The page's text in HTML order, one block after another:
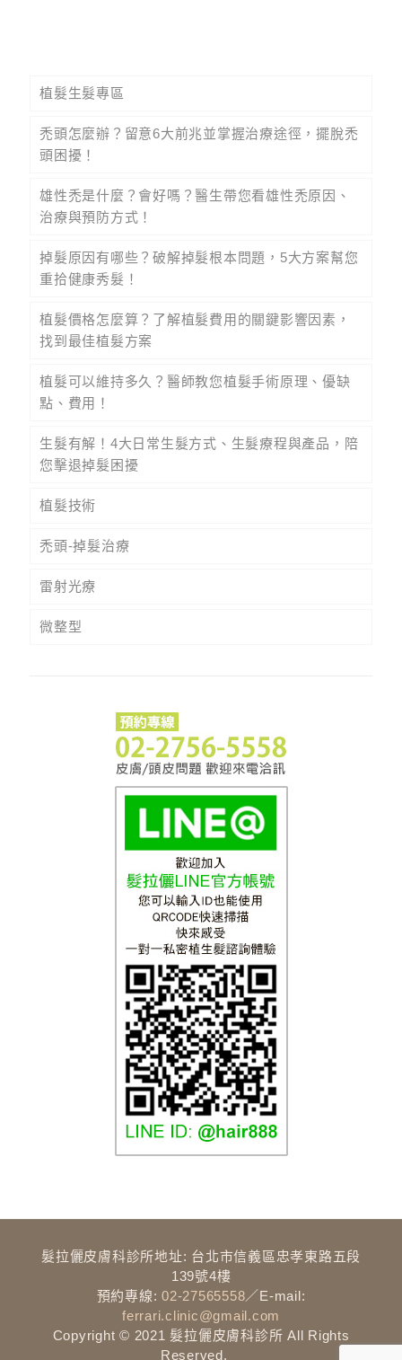
植髮生髮專區
禿頭怎麼辦？留意6大前兆並掌握治療途徑，擺脫禿
頭困擾！
雄性禿是什麼？會好嗎？醫生帶您看雄性禿原因、
治療與預防方式！
掉髮原因有哪些？破解掉髮根本問題，5大方案幫您
重拾健康秀髮！
植髮價格怎麼算？了解植髮費用的關鍵影響因素，
找到最佳植髮方案
植髮可以維持多久？醫師教您植髮手術原理、優缺
點、費用！
生髮有解！4大日常生髮方式、生髮療程與產品，陪
您擊退掉髮困擾
植髮技術
禿頭-掉髮治療
雷射光療
微整型
團隊介紹
診所環境
髮拉儷皮膚科診所地址: 台北市信義區忠孝東路五段
139號4樓
預約專線:02-27565558／E-mail:
ferrari.clinic@gmail.com
Copyright © 2021 髮拉儷皮膚科診所 All Rights
Reserved.